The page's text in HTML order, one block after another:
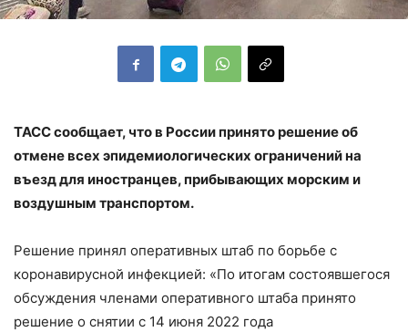
ТАСС сообщает, что в России принято решение об
отмене всех эпидемиологических ограничений на
въезд для иностранцев, прибывающих морским и
воздушным транспортом.
Решение принял оперативных штаб по борьбе с
коронавирусной инфекцией: «По итогам состоявшегося
обсуждения членами оперативного штаба принято
решение о снятии с 14 июня 2022 года